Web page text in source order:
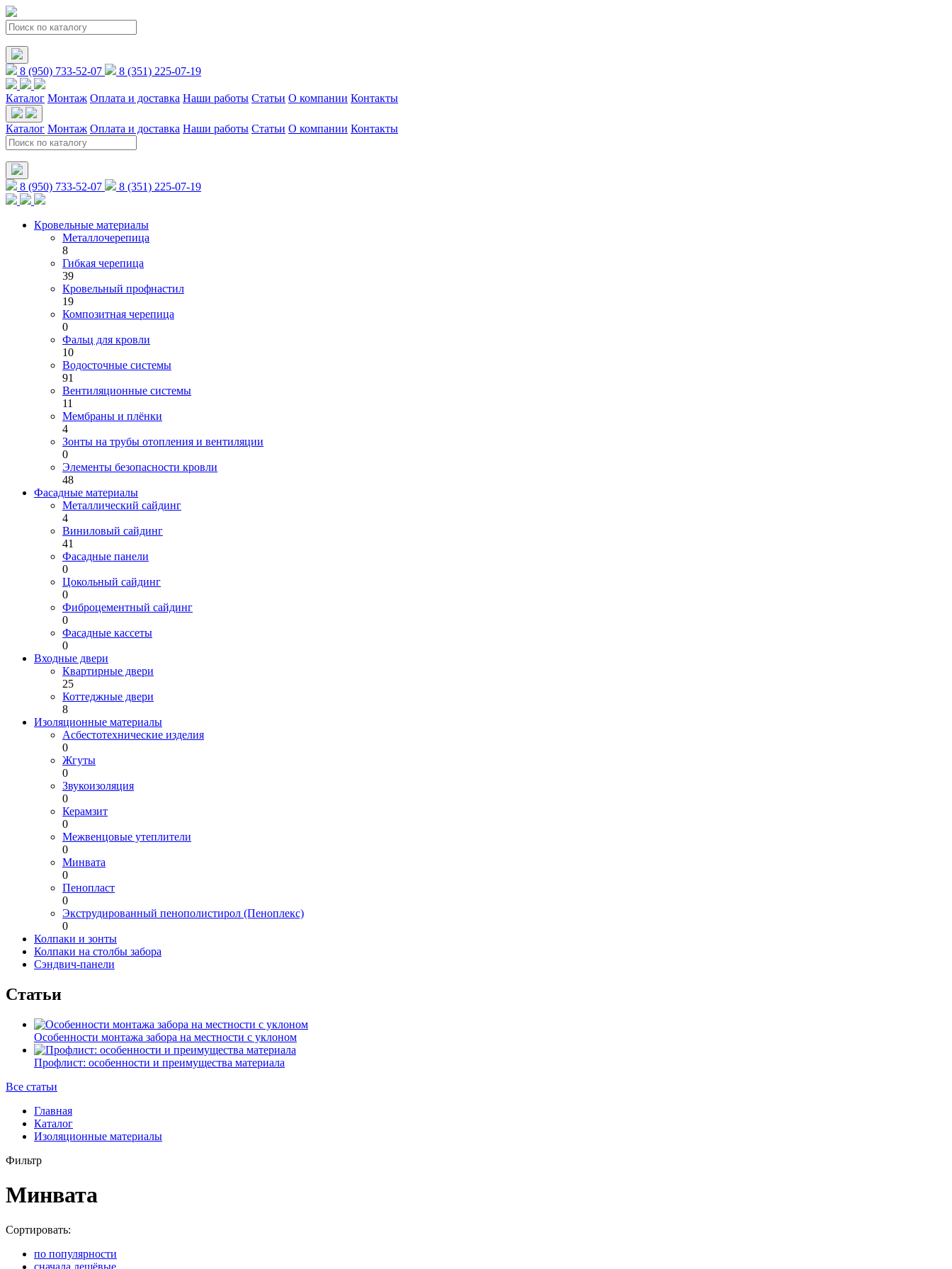
8 (950) 733-52-07 8 (351) 225-07-19
Каталог Монтаж Оплата и доставка Наши работы Статьи О компании Контакты
Каталог Монтаж Оплата и доставка Наши работы Статьи О компании Контакты
8 (950) 733-52-07 8 (351) 225-07-19
Кровельные материалы
Металлочерепица
8
Гибкая черепица
39
Кровельный профнастил
19
Композитная черепица
0
Фальц для кровли
10
Водосточные системы
91
Вентиляционные системы
11
Мембраны и плёнки
4
Зонты на трубы отопления и вентиляции
0
Элементы безопасности кровли
48
Фасадные материалы
Металлический сайдинг
4
Виниловый сайдинг
41
Фасадные панели
0
Цокольный сайдинг
0
Фиброцементный сайдинг
0
Фасадные кассеты
0
Входные двери
Квартирные двери
25
Коттеджные двери
8
Изоляционные материалы
Асбестотехнические изделия
0
Жгуты
0
Звукоизоляция
0
Керамзит
0
Межвенцовые утеплители
0
Минвата
0
Пенопласт
0
Экструдированный пенополистирол (Пеноплекс)
0
Колпаки и зонты
Колпаки на столбы забора
Сэндвич-панели
Статьи
Особенности монтажа забора на местности с уклоном
Профлист: особенности и преимущества материала
Все статьи
Главная
Каталог
Изоляционные материалы
Фильтр
Минвата
Сортировать:
по популярности
сначала дешёвые